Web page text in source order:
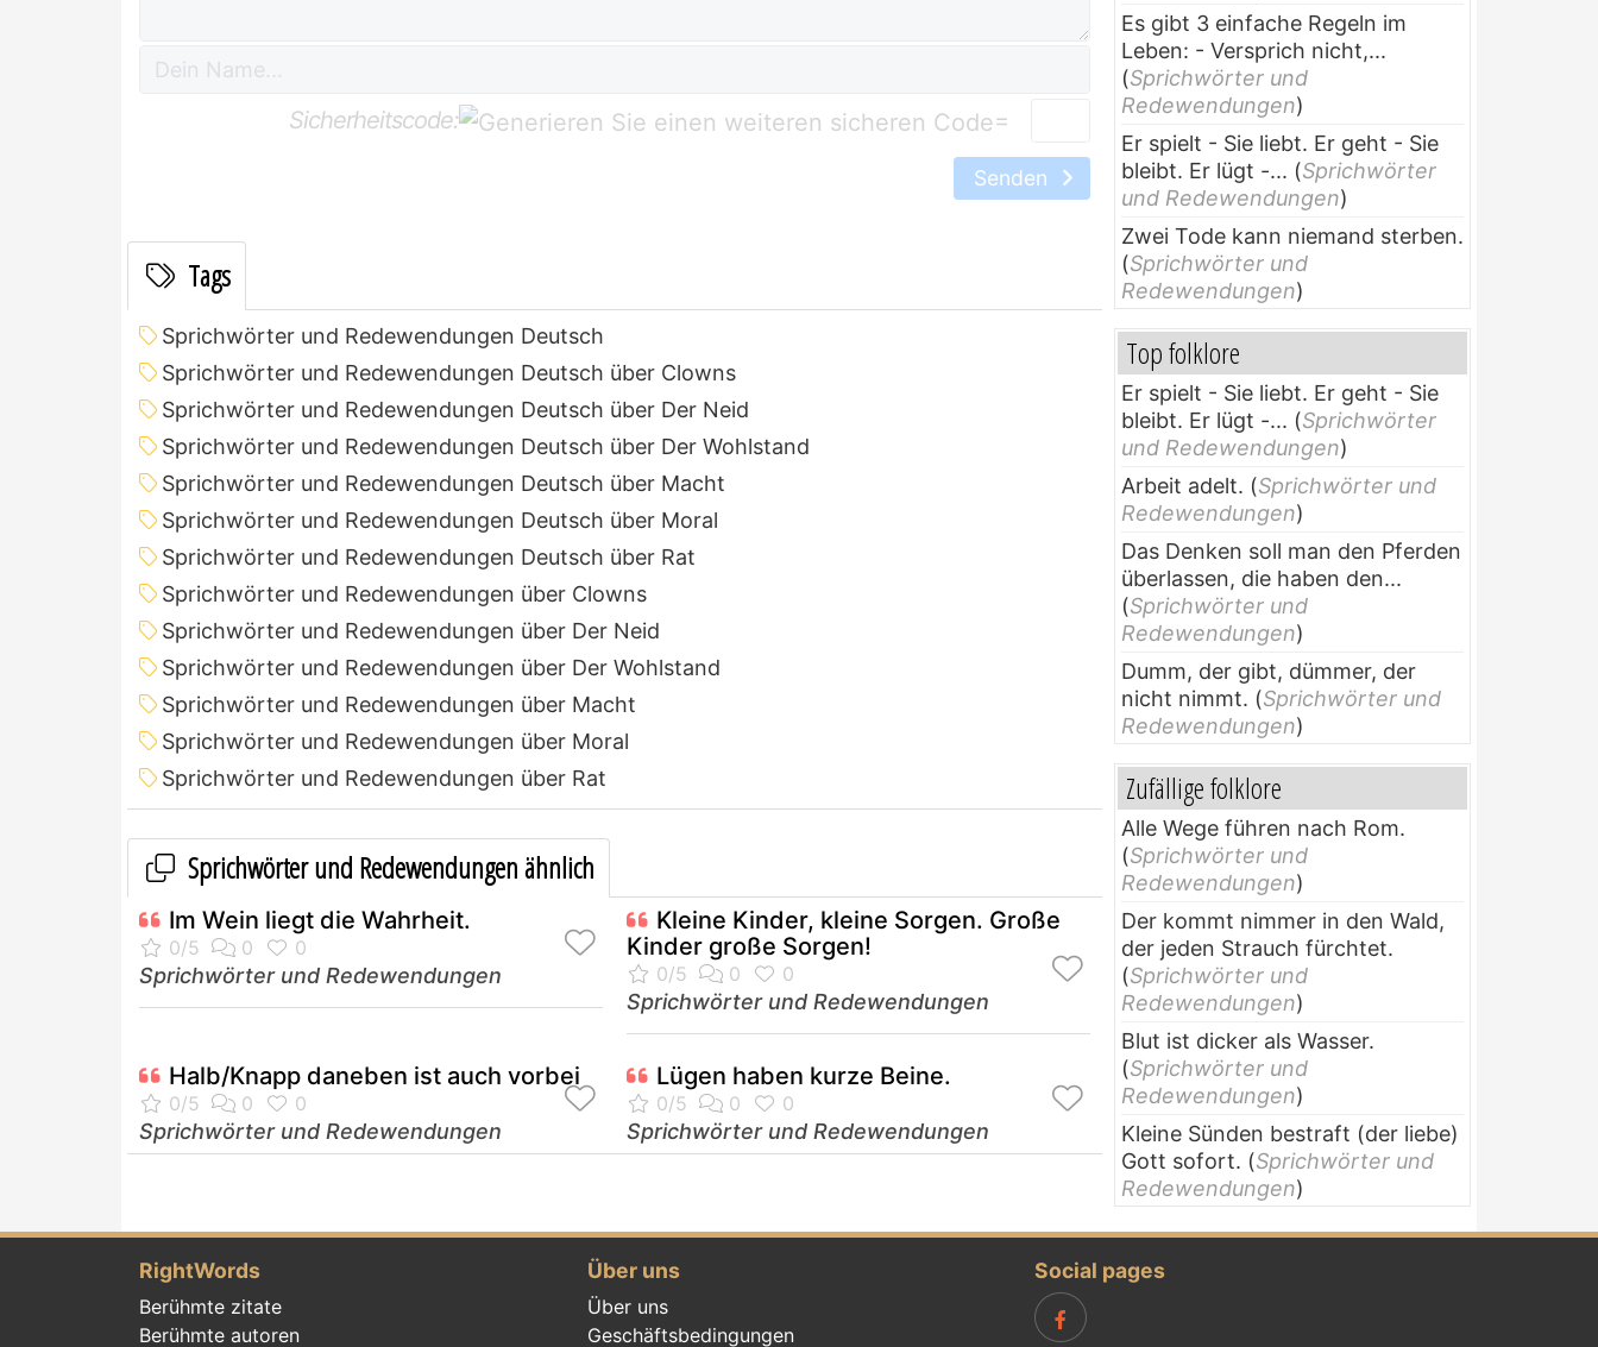
Sicherheitscode: =
Senden
Tags
Sprichwörter und Redewendungen Deutsch
Sprichwörter und Redewendungen Deutsch über Clowns
Sprichwörter und Redewendungen Deutsch über Der Neid
Sprichwörter und Redewendungen Deutsch über Der Wohlstand
Sprichwörter und Redewendungen Deutsch über Macht
Sprichwörter und Redewendungen Deutsch über Moral
Sprichwörter und Redewendungen Deutsch über Rat
Sprichwörter und Redewendungen über Clowns
Sprichwörter und Redewendungen über Der Neid
Sprichwörter und Redewendungen über Der Wohlstand
Sprichwörter und Redewendungen über Macht
Sprichwörter und Redewendungen über Moral
Sprichwörter und Redewendungen über Rat
Sprichwörter und Redewendungen ähnlich
Im Wein liegt die Wahrheit.
Sprichwörter und Redewendungen
Kleine Kinder, kleine Sorgen. Große
Kinder große Sorgen!
Sprichwörter und Redewendungen
Halb/Knapp daneben ist auch vorbei
Sprichwörter und Redewendungen
Lügen haben kurze Beine.
Sprichwörter und Redewendungen
Es gibt 3 einfache Regeln im
Leben: - Versprich nicht,...
(Sprichwörter und
Redewendungen)
Er spielt - Sie liebt. Er geht - Sie
bleibt. Er lügt -... (Sprichwörter
und Redewendungen)
Zwei Tode kann niemand sterben.
(Sprichwörter und
Redewendungen)
Top folklore
Er spielt - Sie liebt. Er geht - Sie
bleibt. Er lügt -... (Sprichwörter
und Redewendungen)
Arbeit adelt. (Sprichwörter und
Redewendungen)
Das Denken soll man den Pferden
überlassen, die haben den...
(Sprichwörter und
Redewendungen)
Dumm, der gibt, dümmer, der
nicht nimmt. (Sprichwörter und
Redewendungen)
Zufällige folklore
Alle Wege führen nach Rom.
(Sprichwörter und
Redewendungen)
Der kommt nimmer in den Wald,
der jeden Strauch fürchtet.
(Sprichwörter und
Redewendungen)
Blut ist dicker als Wasser.
(Sprichwörter und
Redewendungen)
Kleine Sünden bestraft (der liebe)
Gott sofort. (Sprichwörter und
Redewendungen)
RightWords
Berühmte zitate
Berühmte autoren
Über uns
Über uns
Geschäftsbedingungen
Social pages